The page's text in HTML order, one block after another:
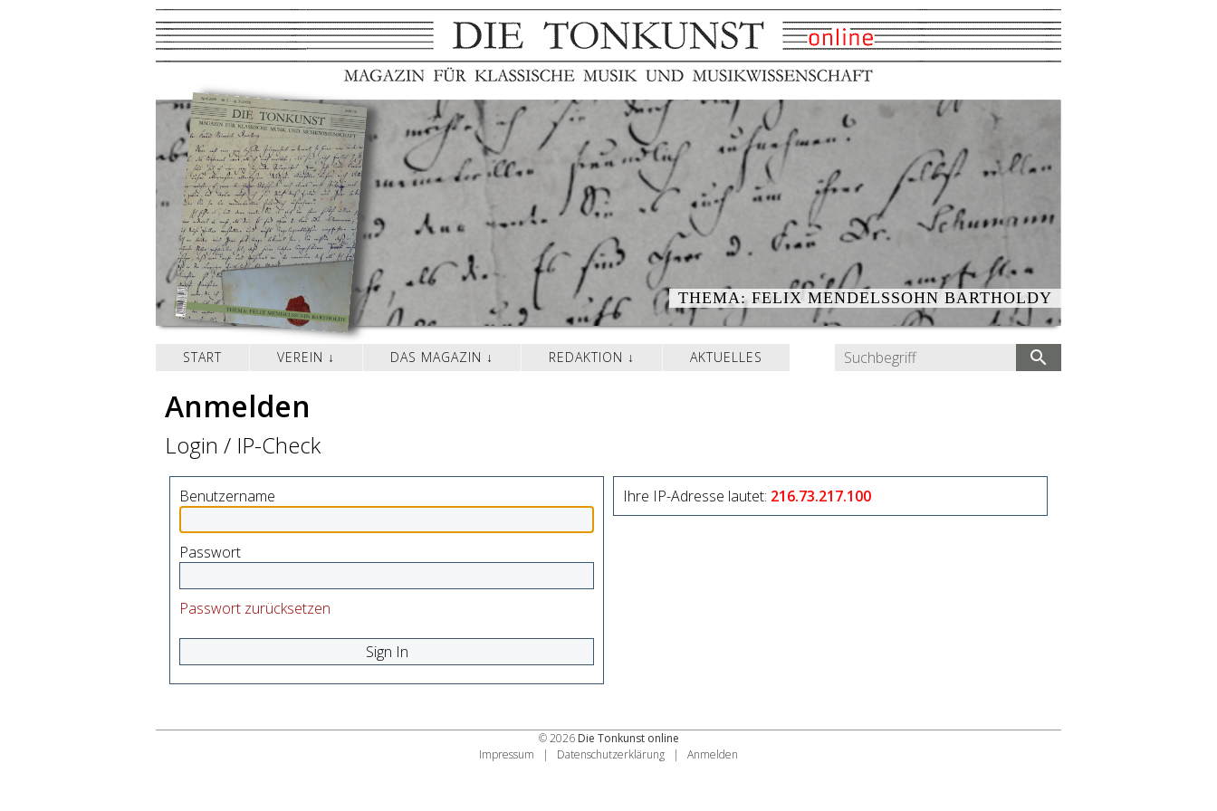
THEMA: FELIX MENDELSSOHN BARTHOLDY
START VEREIN DAS MAGAZIN REDAKTION AKTUELLES search
Anmelden
Login / IP-Check
Benutzername
Passwort
Passwort zurücksetzen
Sign In
Ihre IP-Adresse lautet: 216.73.217.100
© 2026 Die Tonkunst online
Impressum | Datenschutzerklärung | Anmelden